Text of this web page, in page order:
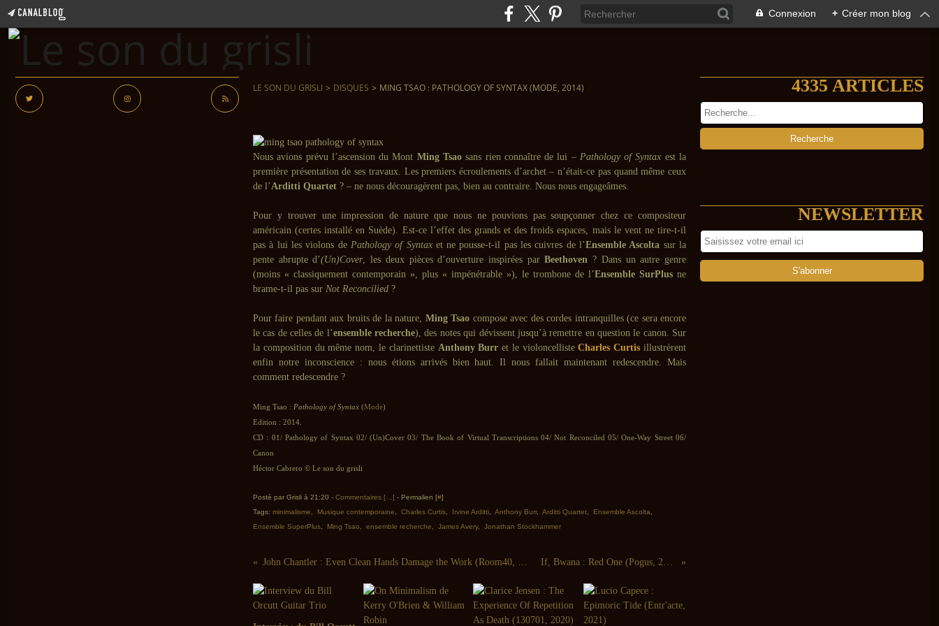
Connexion + Créer mon blog
LE SON DU GRISLI > DISQUES > MING TSAO : PATHOLOGY OF SYNTAX (MODE, 2014)
Nous avions prévu l’ascension du Mont Ming Tsaosans rien connaître de lui – Pathology of Syntax est la
première présentation de ses travaux. Les premiers écroulements d’archet – n’était-ce pas quand même ceux
de l’Arditti Quartet ? – ne nous découragèrent pas, bien au contraire. Nous nous engageâmes.
Pour y trouver une impression de nature que nous ne pouvions pas soupçonner chez ce compositeur
américain (certes installé en Suède). Est-ce l’effet des grands et des froids espaces, mais le vent ne tire-t-il
pas à lui les violons de Pathology of Syntaxet ne pousse-t-il pas les cuivres de l’Ensemble Ascolta sur la
pente abrupte d’(Un)Cover, les deux pièces d’ouverture inspirées parBeethoven ? Dans un autre genre
(moins « classiquement contemporain », plus « impénétrable »), le trombone de l’Ensemble SurPlus ne
brame-t-il pas sur Not Reconcilied ?
Pour faire pendant aux bruits de la nature, Ming Tsao compose avec des cordes intranquilles (ce sera encore
le cas de celles de l’ensemble recherche), des notes qui dévissent jusqu’à remettre en question le canon. Sur
la composition du même nom, le clarinettiste Anthony Burr et le violoncellisteCharles Curtis illustrèrent
enfin notre inconscience : nous étions arrivés bien haut. Il nous fallait maintenant redescendre. Mais
comment redescendre ?
Ming Tsao : Pathology of Syntax (Mode)
Edition : 2014.
CD : 01/ Pathology of Syntax 02/ (Un)Cover 03/ The Book of Virtual Transcriptions 04/ Not Reconciled 05/ One-Way Street 06/
Canon
Héctor Cabrero © Le son du grisli
Posté par Grisli à 21:20 - Commentaires [ ] - Permalien [#]
Tags: minimalisme Musique contemporaine Charles Curtis Irvine Arditti Anthony Burr, Arditti Quartet Ensemble Ascolta
Ensemble SuperPlus
Ming Tsao ensemble recherche James Avery, Jonathan Stockhammer
John Chantler : Even Clean Hands Damage the Work (Room40, 2014) If, Bwana : Red One (Pogus, 2013)
4335 ARTICLES
NEWSLETTER